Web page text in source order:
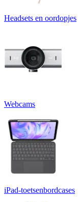
Headsets en oordopjes
Webcams
iPad-toetsenbordcases